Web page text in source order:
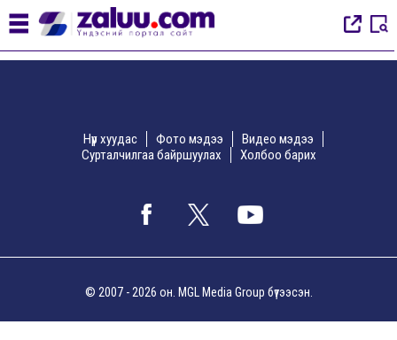
Нүүр хуудас Фото мэдээ
Видео мэдээ
Сурталчилгаа байршуулах
Холбоо барих
© 2007 - 2026 он. MGL Media Group бүтээсэн.